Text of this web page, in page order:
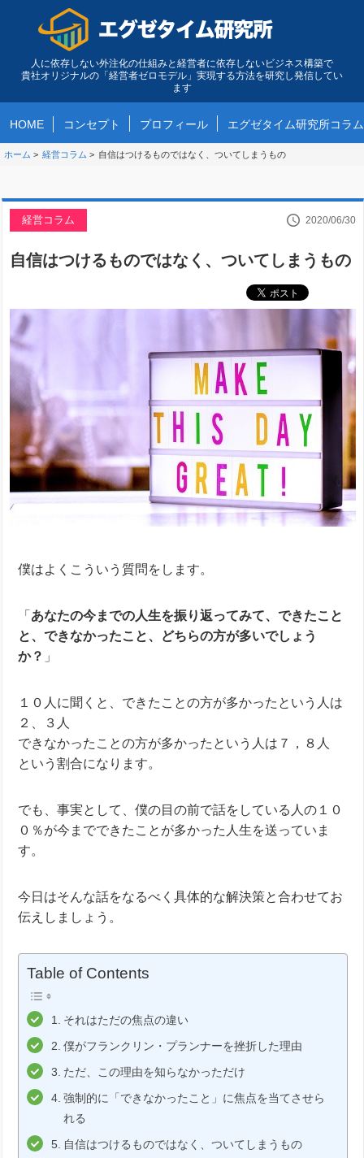
人に依存しない外注化の仕組みと経営者に依存しないビジネス構築で
貴社オリジナルの「経営者ゼロモデル」実現する方法を研究し発信してい
ます
HOME コンセプト プロフィール エグゼタイム研究所コラム
ホーム > 経営コラム > 自信はつけるものではなく、ついてしまうもの
経営コラム 2020/06/30
自信はつけるものではなく、ついてしまうもの
僕はよくこういう質問をします。
「 あなたの今までの人生を振り返ってみて、できたこと
と、できなかったこと、どちらの方が多いでしょう
か？ 」
１０人に聞くと、できたことの方が多かったという人は
２、３人
できなかったことの方が多かったという人は７，８人
という割合になります。
でも、事実として、僕の目の前で話をしている人の１０
０％が今までできたことが多かった人生を送っていま
す。
今日はそんな話をなるべく具体的な解決策と合わせてお
伝えしましょう。
Table of Contents
それはただの焦点の違い
僕がフランクリン・プランナーを挫折した理由
ただ、この理由を知らなかっただけ
強制的に「できなかったこと」に焦点を当てさせら
れる
自信はつけるものではなく、ついてしまうもの